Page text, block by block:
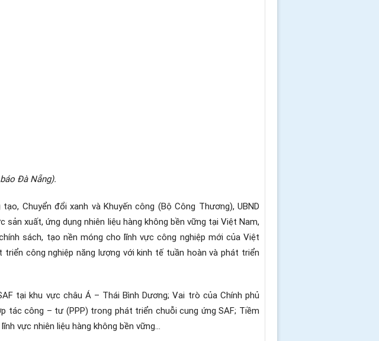
Đà Nẵng).
Chuyển đổi xanh và Khuyến công (Bộ Công Thương), UBND
xuất, ứng dụng nhiên liệu hàng không bền vững tại Việt Nam,
sách, tạo nền móng cho lĩnh vực công nghiệp mới của Việt
công nghiệp năng lượng với kinh tế tuần hoàn và phát triển
tại khu vực châu Á – Thái Bình Dương; Vai trò của Chính phủ
tác công – tư (PPP) trong phát triển chuỗi cung ứng SAF; Tiềm
vực nhiên liệu hàng không bền vững…